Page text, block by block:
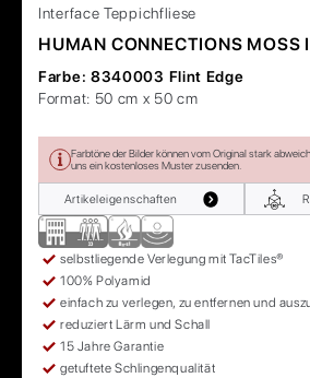
Interface Teppichfliese
HUMAN CONNECTIONS MOSS
Farbe: 8340003 Flint Edge
Format: 50 cm x 50 cm
Farbtöne der Bilder können vom Original stark
uns ein kostenloses Muster zusenden.
Artikeleigenschaften
selbstliegende Verlegung mit TacTiles®
100% Polyamid
einfach zu verlegen, zu entfernen und
reduziert Lärm und Schall
15 Jahre Garantie
getuftete Schlingenqualität